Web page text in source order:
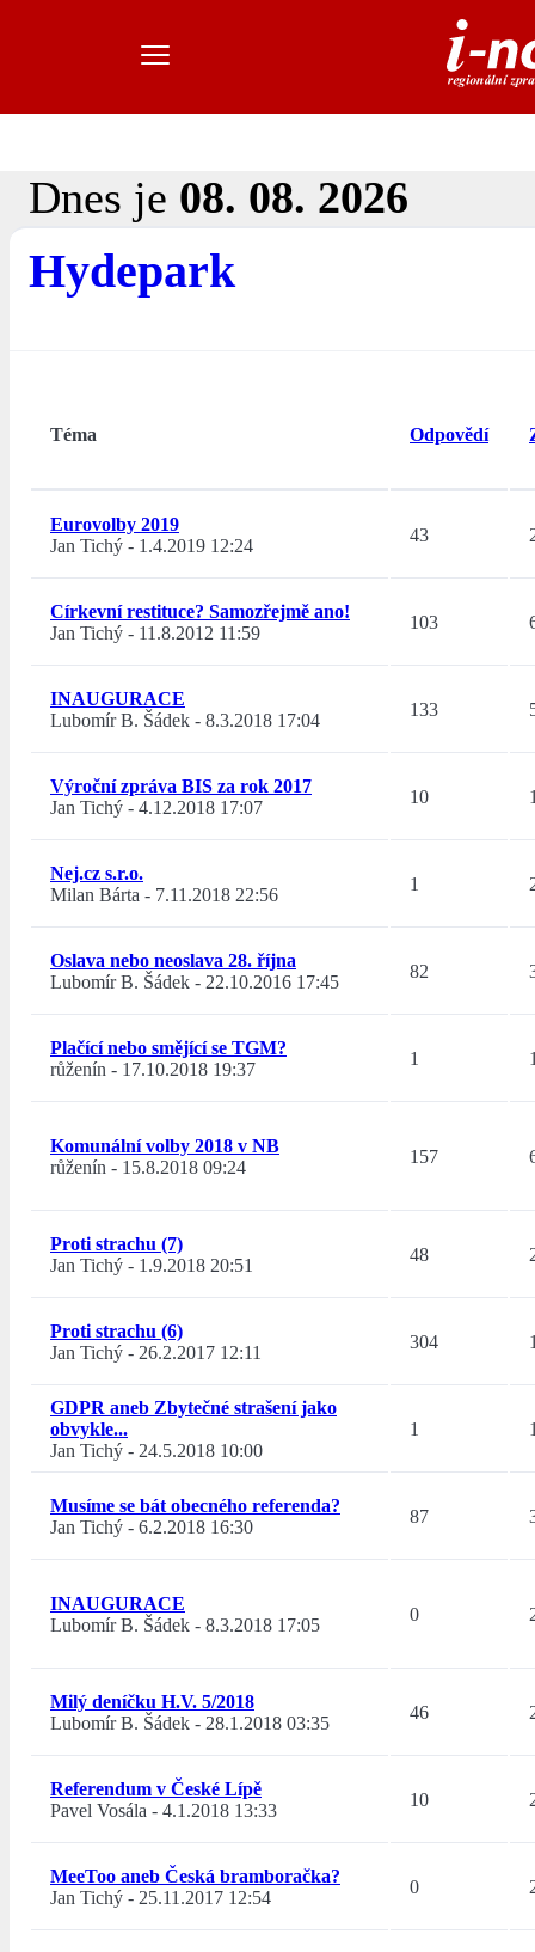
Dnes je 08. 08. 2026
Hydepark
Téma Odpovědí
Eurovolby 2019
Jan Tichý - 1.4.2019 12:24
43
Církevní restituce? Samozřejmě ano!
Jan Tichý - 11.8.2012 11:59
103
INAUGURACE
Lubomír B. Šádek - 8.3.2018 17:04
133
Výroční zpráva BIS za rok 2017
Jan Tichý - 4.12.2018 17:07
10
Nej.cz s.r.o.
Milan Bárta - 7.11.2018 22:56
1
Oslava nebo neoslava 28. října
Lubomír B. Šádek - 22.10.2016 17:45
82
Plačící nebo smějící se TGM?
růženín - 17.10.2018 19:37
1
Komunální volby 2018 v NB
růženín - 15.8.2018 09:24
157
Proti strachu (7)
Jan Tichý - 1.9.2018 20:51
48
Proti strachu (6)
Jan Tichý - 26.2.2017 12:11
304
GDPR aneb Zbytečné strašení jako
obvykle...
Jan Tichý - 24.5.2018 10:00
1
Musíme se bát obecného referenda?
Jan Tichý - 6.2.2018 16:30
87
INAUGURACE
Lubomír B. Šádek - 8.3.2018 17:05
0
Milý deníčku H.V. 5/2018
Lubomír B. Šádek - 28.1.2018 03:35
46
Referendum v České Lípě
Pavel Vosála - 4.1.2018 13:33
10
MeeToo aneb Česká bramboračka?
Jan Tichý - 25.11.2017 12:54
0